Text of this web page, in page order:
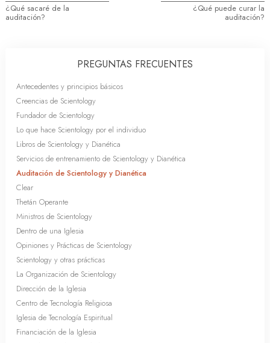
¿Qué sacaré de la
auditación?
¿Qué puede curar la
auditación?
PREGUNTAS FRECUENTES
Antecedentes y principios básicos
Creencias de Scientology
Fundador de Scientology
Lo que hace Scientology por el individuo
Libros de Scientology y Dianética
Servicios de entrenamiento de Scientology y Dianética
Auditación de Scientology y Dianética
Clear
Thetán Operante
Ministros de Scientology
Dentro de una Iglesia
Opiniones y Prácticas de Scientology
Scientology y otras prácticas
La Organización de Scientology
Dirección de la Iglesia
Centro de Tecnología Religiosa
Iglesia de Tecnología Espiritual
Financiación de la Iglesia